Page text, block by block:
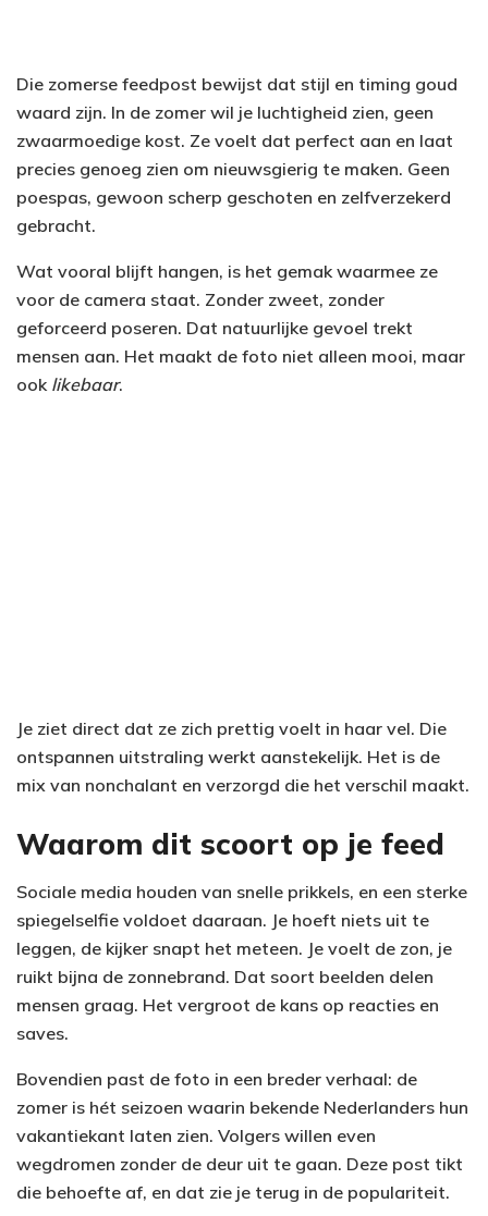
Die zomerse feedpost bewijst dat stijl en timing goud
waard zijn. In de zomer wil je luchtigheid zien, geen
zwaarmoedige kost. Ze voelt dat perfect aan en laat
precies genoeg zien om nieuwsgierig te maken. Geen
poespas, gewoon scherp geschoten en zelfverzekerd
gebracht.
Wat vooral blijft hangen, is het gemak waarmee ze
voor de camera staat. Zonder zweet, zonder
geforceerd poseren. Dat natuurlijke gevoel trekt
mensen aan. Het maakt de foto niet alleen mooi, maar
ook likebaar.
Je ziet direct dat ze zich prettig voelt in haar vel. Die
ontspannen uitstraling werkt aanstekelijk. Het is de
mix van nonchalant en verzorgd die het verschil maakt.
Waarom dit scoort op je feed
Sociale media houden van snelle prikkels, en een sterke
spiegelselfie voldoet daaraan. Je hoeft niets uit te
leggen, de kijker snapt het meteen. Je voelt de zon, je
ruikt bijna de zonnebrand. Dat soort beelden delen
mensen graag. Het vergroot de kans op reacties en
saves.
Bovendien past de foto in een breder verhaal: de
zomer is hét seizoen waarin bekende Nederlanders hun
vakantiekant laten zien. Volgers willen even
wegdromen zonder de deur uit te gaan. Deze post tikt
die behoefte af, en dat zie je terug in de populariteit.